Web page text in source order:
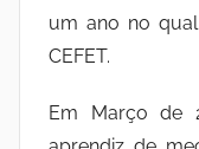
um ano no
CEFET.
Em Março de